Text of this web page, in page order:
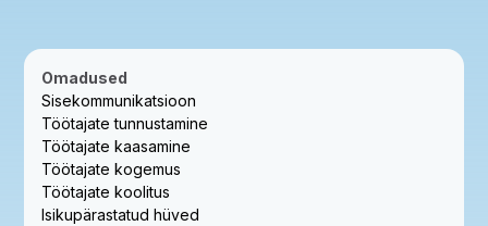
Omadused
Sisekommunikatsioon
Töötajate tunnustamine
Töötajate kaasamine
Töötajate kogemus
Töötajate koolitus
Isikupärastatud hüved